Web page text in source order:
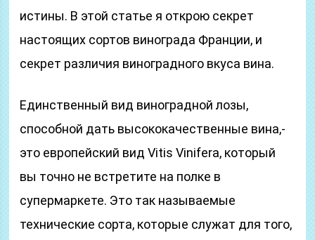
истины. В этой статье я открою секрет
настоящих сортов винограда Франции, и
секрет различия виноградного вкуса вина.
Единственный вид виноградной лозы,
способной дать высококачественные вина,-
это европейский вид Vitis Vinifera, который
вы точно не встретите на полке в
супермаркете. Это так называемые
технические сорта, которые служат для того,